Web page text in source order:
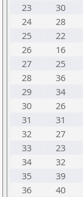
23
30
24
28
25
22
26
16
27
25
28
36
29
34
30
26
31
31
32
27
33
23
34
32
35
39
36
40